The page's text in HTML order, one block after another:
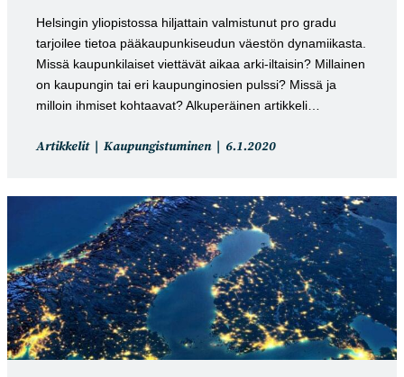
Helsingin yliopistossa hiljattain valmistunut pro gradu
tarjoilee tietoa pääkaupunkiseudun väestön dynamiikasta.
Missä kaupunkilaiset viettävät aikaa arki-iltaisin? Millainen
on kaupungin tai eri kaupunginosien pulssi? Missä ja
milloin ihmiset kohtaavat? Alkuperäinen artikkeli…
Artikkelin
Artikkelit Kaupungistuminen
Artikkeli
6.1.2020